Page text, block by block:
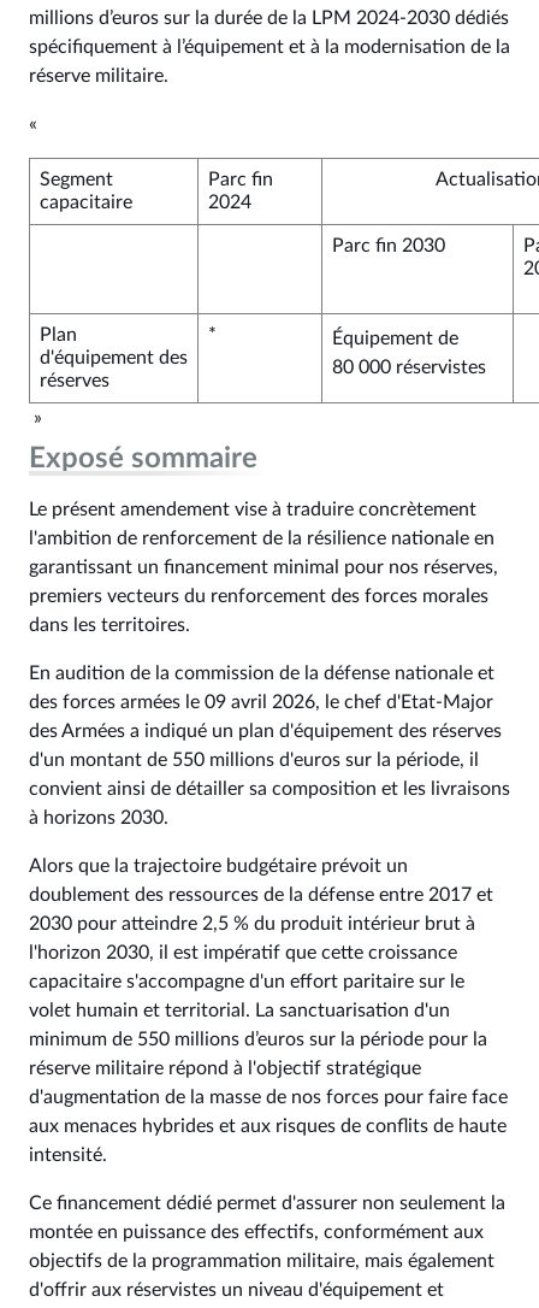
millions d’euros sur la durée de la LPM 2024‑2030 dédiés
spécifiquement à l’équipement et à la modernisation de la
réserve militaire.
«
Segment
capacitaire
Parc fin
2024
Parc fin 2030
Plan
d'équipement des
réserves
*
Équipement de
80 000 réservistes
»
Exposé sommaire
Le présent amendement vise à traduire concrètement
l'ambition de renforcement de la résilience nationale en
garantissant un financement minimal pour nos réserves,
premiers vecteurs du renforcement des forces morales
dans les territoires.
En audition de la commission de la défense nationale et
des forces armées le 09 avril 2026, le chef d'Etat-Major
des Armées a indiqué un plan d'équipement des réserves
d'un montant de 550 millions d'euros sur la période, il
convient ainsi de détailler sa composition et les livraisons
à horizons 2030.
Alors que la trajectoire budgétaire prévoit un
doublement des ressources de la défense entre 2017 et
2030 pour atteindre 2,5 % du produit intérieur brut à
l'horizon 2030, il est impératif que cette croissance
capacitaire s'accompagne d'un effort paritaire sur le
volet humain et territorial. La sanctuarisation d'un
minimum de 550 millions d’euros sur la période pour la
réserve militaire répond à l'objectif stratégique
d'augmentation de la masse de nos forces pour faire face
aux menaces hybrides et aux risques de conflits de haute
intensité.
Ce financement dédié permet d'assurer non seulement la
montée en puissance des effectifs, conformément aux
objectifs de la programmation militaire, mais également
d'offrir aux réservistes un niveau d'équipement et